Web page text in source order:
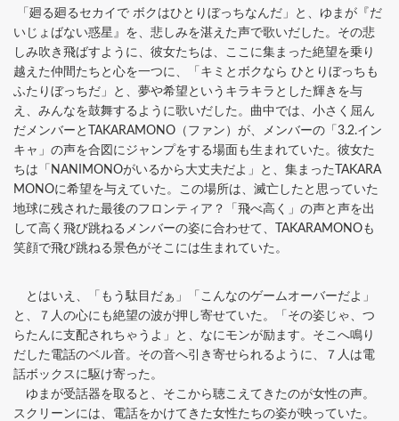
「廻る廻るセカイで ボクはひとりぼっちなんだ」と、ゆまが『だ
いじょばない惑星』を、悲しみを湛えた声で歌いだした。その悲
しみ吹き飛ばすように、彼女たちは、ここに集まった絶望を乗り
越えた仲間たちと心を一つに、「キミとボクなら ひとりぼっちも
ふたりぼっちだ」と、夢や希望というキラキラとした輝きを与
え、みんなを鼓舞するように歌いだした。曲中では、小さく屈ん
だメンバーとTAKARAMONO（ファン）が、メンバーの「3.2.イン
キャ」の声を合図にジャンプをする場面も生まれていた。彼女た
ちは「NANIMONOがいるから大丈夫だよ」と、集まったTAKARA
MONOに希望を与えていた。この場所は、滅亡したと思っていた
地球に残された最後のフロンティア？「飛べ高く」の声と声を出
して高く飛び跳ねるメンバーの姿に合わせて、TAKARAMONOも
笑顔で飛び跳ねる景色がそこには生まれていた。
とはいえ、「もう駄目だぁ」「こんなのゲームオーバーだよ」
と、７人の心にも絶望の波が押し寄せていた。「その姿じゃ、つ
らたんに支配されちゃうよ」と、なにモンが励ます。そこへ鳴り
だした電話のベル音。その音へ引き寄せられるように、７人は電
話ボックスに駆け寄った。
ゆまが受話器を取ると、そこから聴こえてきたのが女性の声。
スクリーンには、電話をかけてきた女性たちの姿が映っていた。